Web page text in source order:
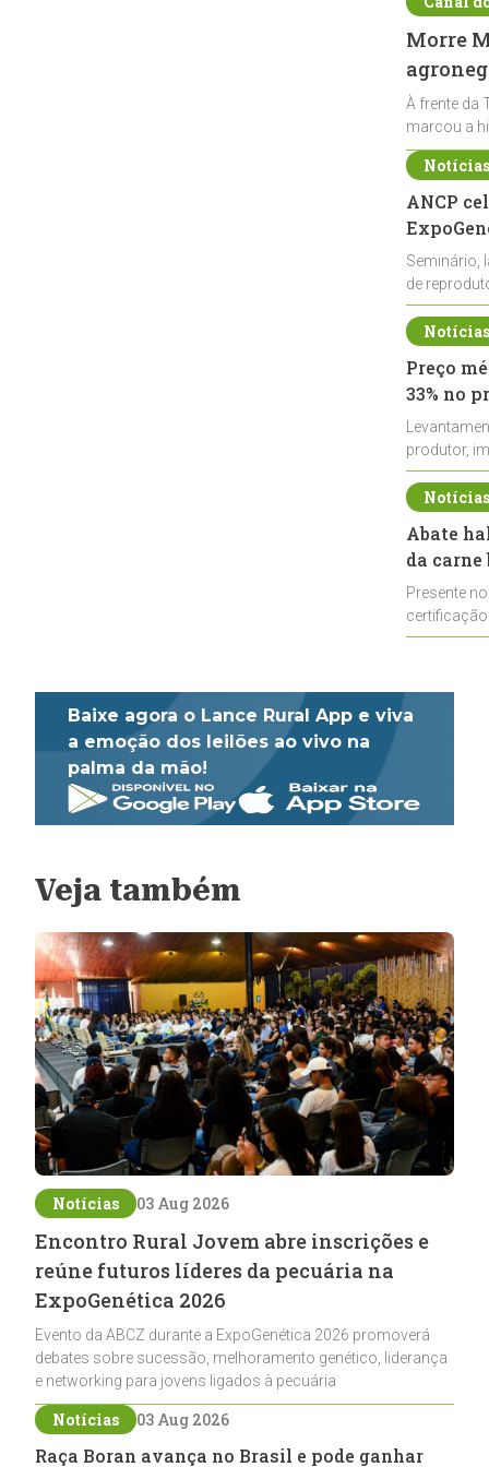
Morre
À frente da
marcou a
ANCP
Seminário,
de
durante a
Preço
33% no
produtor,
de leite cru
Abate
da
Presente
Baixe agora o Lance Rural App e viva
a emoção dos leilões ao vivo na
palma da mão!
Veja também
Notícias 03 Aug 2026
Encontro Rural Jovem abre inscrições e
reúne futuros líderes da pecuária na
ExpoGenética 2026
Evento da ABCZ durante a ExpoGenética 2026 promoverá
debates sobre sucessão, melhoramento genético, liderança
e networking para jovens ligados à pecuária
Notícias 03 Aug 2026
Raça Boran avança no Brasil e pode ganhar